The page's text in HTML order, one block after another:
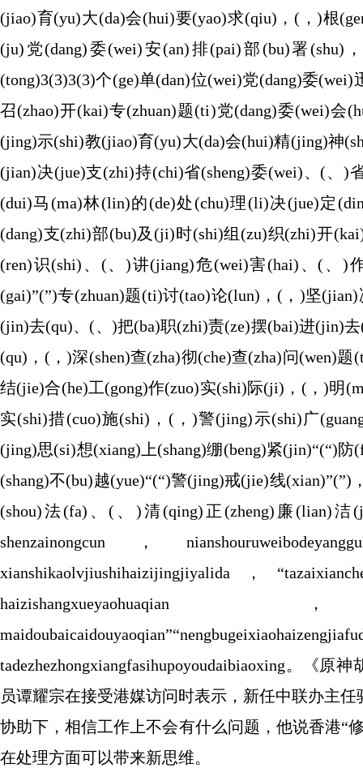
(jiao)育(yu)大(da)会(hui)要(yao)求(qiu)，(，)根
(ju)党(dang)委(wei)安(an)排(pai)部(bu)署(shu)
(tong)3(3)3(3)个(ge)单(dan)位(wei)党(dang)委
召(zhao)开(kai)专(zhuan)题(ti)党(dang)委(wei)会
(jing)示(shi)教(jiao)育(yu)大(da)会(hui)精(jing)神
(jian)决(jue)支(zhi)持(chi)省(sheng)委(wei)、(、)
(dui)马(ma)林(lin)的(de)处(chu)理(li)决(jue)定
(dang)支(zhi)部(bu)及(ji)时(shi)组(zu)织(zhi)开
(ren)识(shi)、(、)讲(jiang)危(wei)害(hai)、(、)
(gai)”(”)专(zhuan)题(ti)讨(tao)论(lun)，(，)坚
(jin)去(qu)、(、)把(ba)职(zhi)责(ze)摆(bai)进(jin)
(qu)，(，)深(shen)查(zha)彻(che)查(zha)问(wen)
结(jie)合(he)工(gong)作(zuo)实(shi)际(ji)，(，)明
实(shi)措(cuo)施(shi)，(，)警(jing)示(shi)广
(jing)思(si)想(xiang)上(shang)绷(beng)紧(jin)“(“)
(shang)不(bu)越(yue)“(“)警(jing)戒(jie)线
(shou)法(fa)、(、)清(qing)正(zheng)廉
shenzainongcun，
xianshikaolvjiushihaizijingjiyalida，
tadezhezhongxiangfasihupoyoudaibiaoxing。《
员谭耀宗在接受港媒访问时表示，新任中联办主
协助下，相信工作上不会有什么问题，他说香港“
在处理方面可以带来新思维。